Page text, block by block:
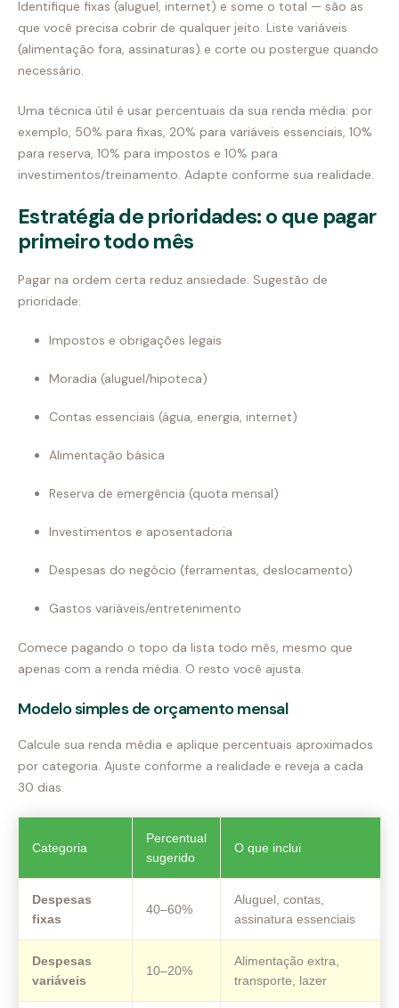
Identifique fixas (aluguel, internet) e some o total — são as
que você precisa cobrir de qualquer jeito. Liste variáveis
(alimentação fora, assinaturas) e corte ou postergue quando
necessário.
Uma técnica útil é usar percentuais da sua renda média: por
exemplo, 50% para fixas, 20% para variáveis essenciais, 10%
para reserva, 10% para impostos e 10% para
investimentos/treinamento. Adapte conforme sua realidade.
Estratégia de prioridades: o que pagar
primeiro todo mês
Pagar na ordem certa reduz ansiedade. Sugestão de
prioridade:
Impostos e obrigações legais
Moradia (aluguel/hipoteca)
Contas essenciais (água, energia, internet)
Alimentação básica
Reserva de emergência (quota mensal)
Investimentos e aposentadoria
Despesas do negócio (ferramentas, deslocamento)
Gastos variáveis/entretenimento
Comece pagando o topo da lista todo mês, mesmo que
apenas com a renda média. O resto você ajusta.
Modelo simples de orçamento mensal
Calcule sua renda média e aplique percentuais aproximados
por categoria. Ajuste conforme a realidade e reveja a cada
30 dias.
Categoria
Percentual
sugerido
O que inclui
Despesas
fixas
40–60%
Aluguel, contas,
assinatura essenciais
Despesas
variáveis
10–20%
Alimentação extra,
transporte, lazer